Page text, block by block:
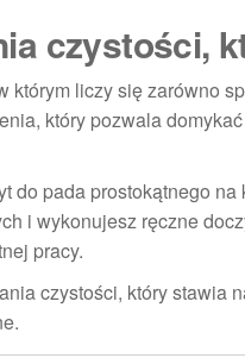
czystości,
liczy się zarówno
który pozwala
do pada prostokątnego
i wykonujesz ręczne
pracy.
czystości, który